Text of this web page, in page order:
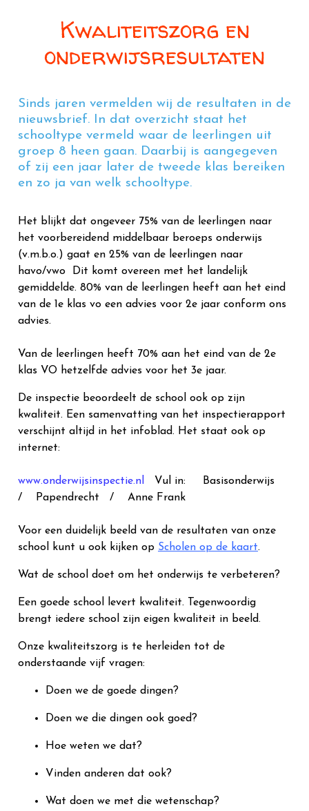
Kwaliteitszorg en
onderwijsresultaten
Sinds jaren vermelden wij de resultaten in de
nieuwsbrief. In dat overzicht staat het
schooltype vermeld waar de leerlingen uit
groep 8 heen gaan. Daarbij is aangegeven
of zij een jaar later de tweede klas bereiken
en zo ja van welk schooltype.
Het blijkt dat ongeveer 75% van de leerlingen naar
het voorbereidend middelbaar beroeps onderwijs
(v.m.b.o.) gaat en 25% van de leerlingen naar
havo/vwo Dit komt overeen met het landelijk
gemiddelde. 80% van de leerlingen heeft aan het eind
van de 1e klas vo een advies voor 2e jaar conform ons
advies.
Van de leerlingen heeft 70% aan het eind van de 2e
klas VO hetzelfde advies voor het 3e jaar.
De inspectie beoordeelt de school ook op zijn
kwaliteit. Een samenvatting van het inspectierapport
verschijnt altijd in het infoblad. Het staat ook op
internet:
www.onderwijsinspectie.nl Vul in: Basisonderwijs
/ Papendrecht / Anne Frank
Voor een duidelijk beeld van de resultaten van onze
school kunt u ook kijken op Scholen op de kaart.
Wat de school doet om het onderwijs te verbeteren?
Een goede school levert kwaliteit. Tegenwoordig
brengt iedere school zijn eigen kwaliteit in beeld.
Onze kwaliteitszorg is te herleiden tot de
onderstaande vijf vragen:
Doen we de goede dingen?
Doen we die dingen ook goed?
Hoe weten we dat?
Vinden anderen dat ook?
Wat doen we met die wetenschap?